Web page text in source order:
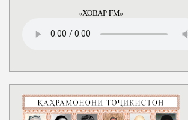
«ХОВАР FM»